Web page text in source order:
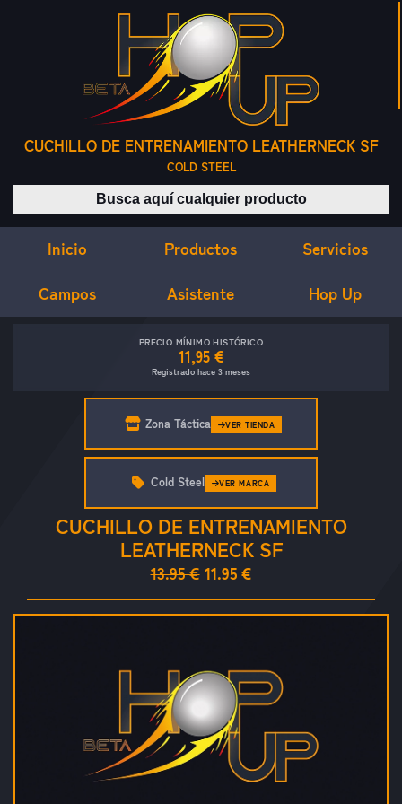
CUCHILLO DE ENTRENAMIENTO LEATHERNECK SF
COLD STEEL
Buscar productos
Inicio Productos Servicios
Campos Asistente Hop Up
PRECIO MÍNIMO HISTÓRICO
11,95 €
Registrado hace 3 meses
Zona Táctica VER TIENDA
CUCHILLO DE ENTRENAMIENTO
LEATHERNECK SF
13.95 € 11.95 €
Cold Steel VER MARCA